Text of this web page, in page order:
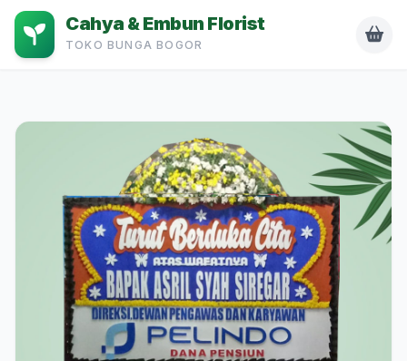
Cahya & Embun Florist
TOKO BUNGA BOGOR